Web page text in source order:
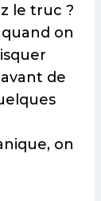
le truc ?
on
de
on